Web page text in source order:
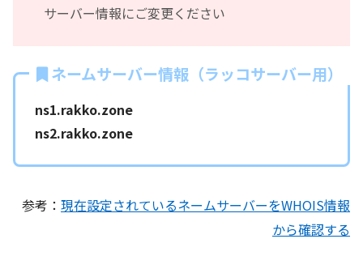
サーバー情報にご変更ください
ネームサーバー情報（ラッコサーバー用）
ns1.rakko.zone
ns2.rakko.zone
参考： 現在設定されているネームサーバーをWHOIS情報
から確認する